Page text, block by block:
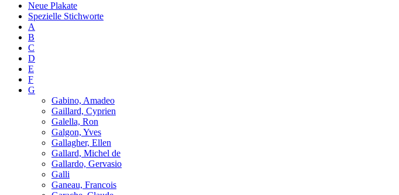
Neue Plakate
Spezielle Stichworte
A
B
C
D
E
F
G
Gabino, Amadeo
Gaillard, Cyprien
Galella, Ron
Galgon, Yves
Gallagher, Ellen
Gallard, Michel de
Gallardo, Gervasio
Galli
Ganeau, Francois